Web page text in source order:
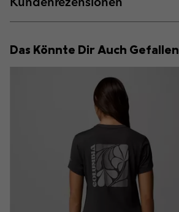
Das Könnte Dir Auch Gefallen